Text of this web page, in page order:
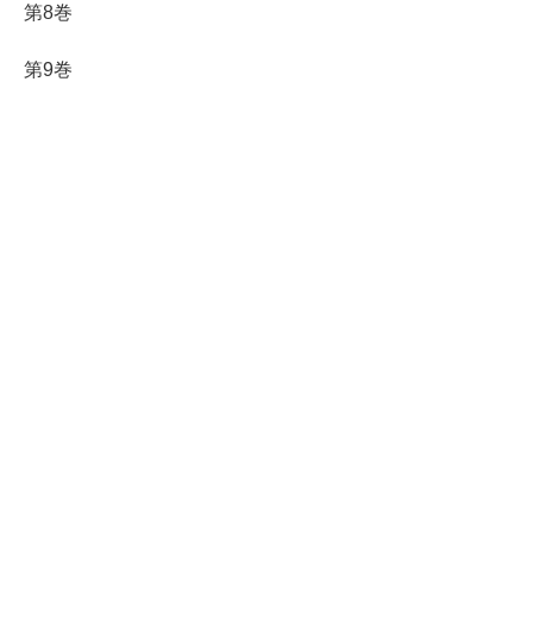
第8巻
第9巻